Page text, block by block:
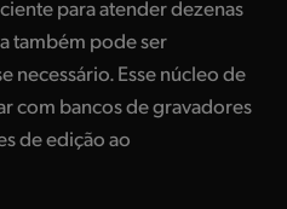
para atender dezenas
também pode ser
necessário. Esse núcleo de
com bancos de gravadores
de edição ao